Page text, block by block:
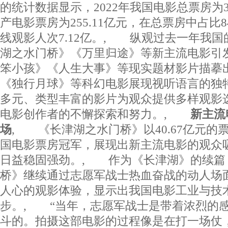
的统计数据显示，2022年我国电影总票房为
产电影票房为255.11亿元，在总票房中占比
线观影人次7.12亿。, 纵观过去一年我国
湖之水门桥》《万里归途》等新主流电影引
笨小孩》《人生大事》等现实题材影片描摹
《独行月球》等科幻电影展现视听语言的
多元、类型丰富的影片为观众提供多样观影
电影创作者的不懈探索和努力。, 新主
场, 《长津湖之水门桥》以40.67亿元的票
国电影票房冠军，展现出新主流电影的观众
日益稳固强劲。, 作为《长津湖》的续篇
桥》继续通过志愿军战士热血奋战的动人场
人心的观影体验，显示出我国电影工业与技
步。, “当年，志愿军战士是带着浓烈的
斗的。拍摄这部电影的过程像是在打一场仗